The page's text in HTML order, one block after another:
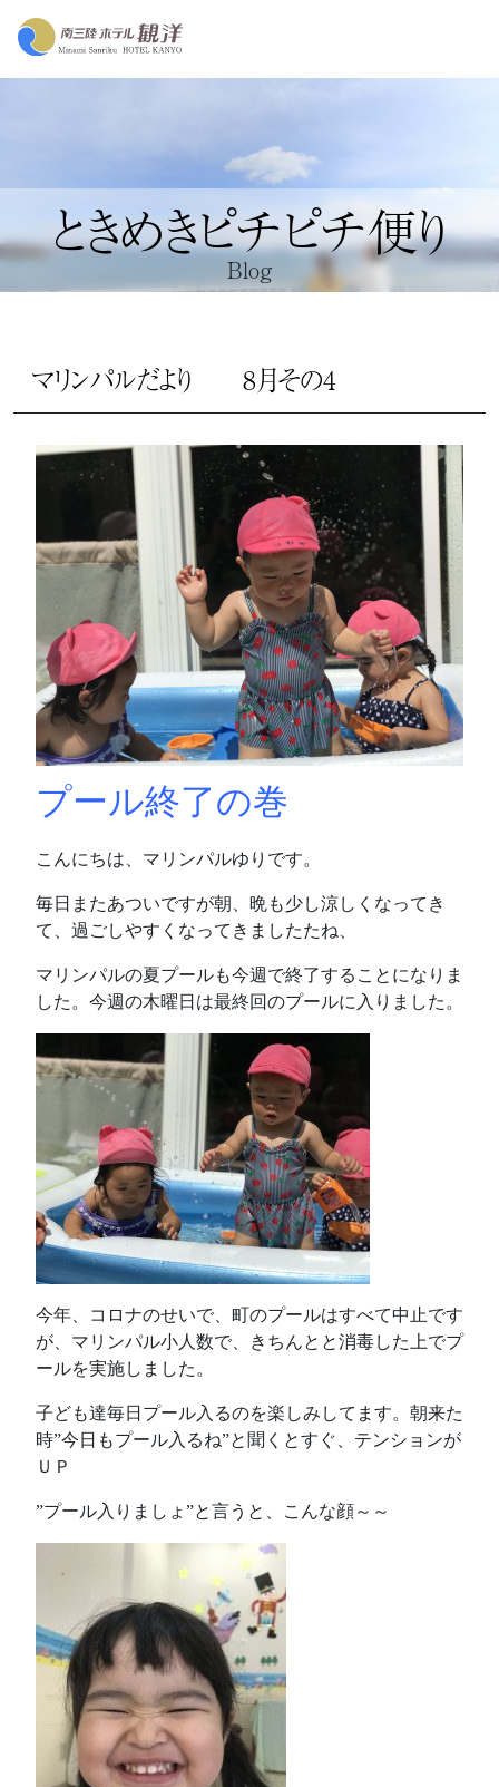
ときめきピチピチ便り
Blog
マリンパルだより 8月その4
プール終了の巻
こんにちは、マリンパルゆりです。
毎日またあついですが朝、晩も少し涼しくなってき
て、過ごしやすくなってきましたたね、
マリンパルの夏プールも今週で終了することになりま
した。今週の木曜日は最終回のプールに入りました。
今年、コロナのせいで、町のプールはすべて中止です
が、マリンパル小人数で、きちんとと消毒した上でプ
ールを実施しました。
子ども達毎日プール入るのを楽しみしてます。朝来た
時”今日もプール入るね”と聞くとすぐ、テンションが
ＵＰ
”プール入りましょ”と言うと、こんな顔～～